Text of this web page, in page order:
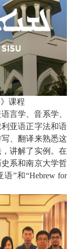
课程
言学、音系学、
亚语正字法和语
、翻译来熟悉这
讲解了实例。在
系和南京大学哲
语”和“Hebrew for